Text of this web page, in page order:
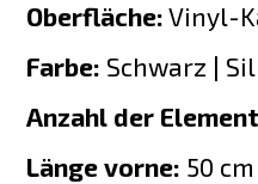
Oberfläche: Vinyl-
Farbe: Schwarz |
Anzahl der
Länge vorne: 50 cm